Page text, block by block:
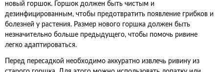
новый горшок. Горшок должен быть чистым и
дезинфицированным, чтобы предотвратить появление грибков и
болезней у растения. Размер нового горшка должен быть
незначительно больше предыдущего, чтобы помочь ривине
легко адаптироваться.
Перед пересадкой необходимо аккуратно извлечь ривину из